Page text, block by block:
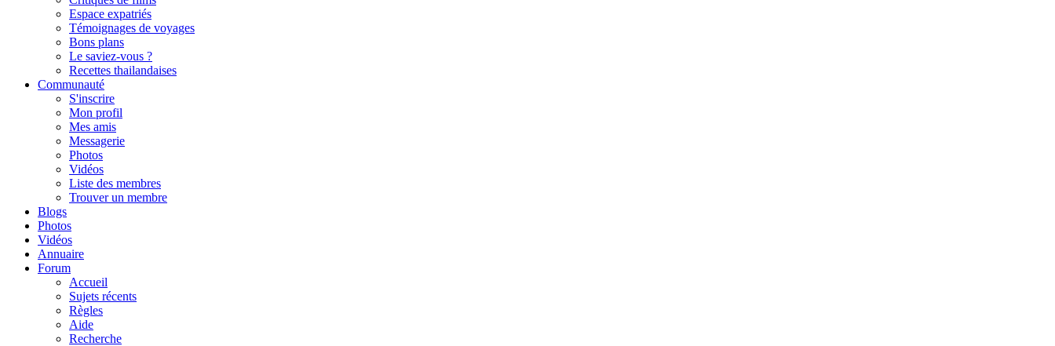
Espace expatriés
Témoignages de voyages
Bons plans
Le saviez-vous ?
Recettes thailandaises
Communauté
S'inscrire
Mon profil
Mes amis
Messagerie
Photos
Vidéos
Liste des membres
Trouver un membre
Blogs
Photos
Vidéos
Annuaire
Forum
Accueil
Sujets récents
Règles
Aide
Recherche